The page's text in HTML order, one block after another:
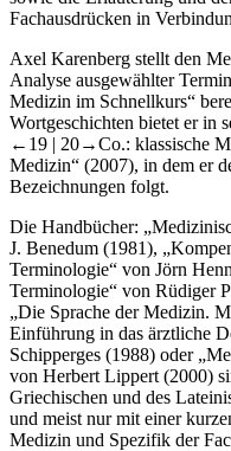
sowie die Erläuterung und
Axel Karenberg stellt den
Analyse ausgewählter
Medizin im Schnellkurs“
Wortgeschichten bietet er in
←19 |20→Co.: klassische
Medizin“ (2007), in dem er
Die Handbücher:
J. Benedum (1981),
Terminologie“ von Jörn
Terminologie“ von Rüdiger
„Die Sprache der Medizin.
Einführung in das ärztliche
Schipperges (1988) oder
von Herbert Lippert (2000)
Griechischen und des
und meist nur mit einer